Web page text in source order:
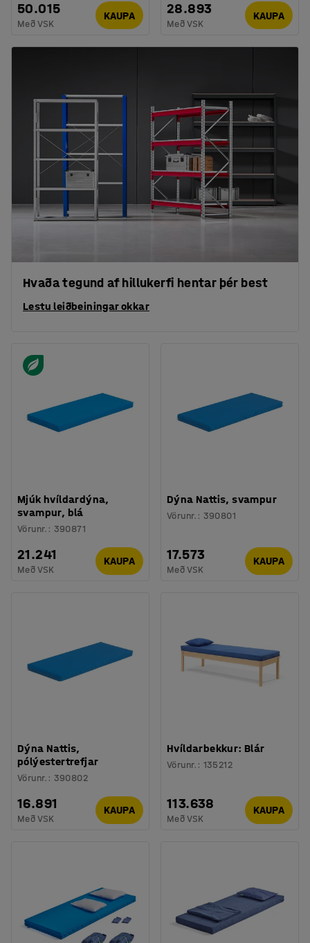
50.015
Með VSK
KAUPA 28.893
Með VSK
KAUPA
Hvaða tegund af hillukerfi hentar þér best
Lestu leiðbeiningar okkar
Mjúk hvíldardýna,
svampur, blá
Vörunr. : 390871
21.241
Með VSK
KAUPA
Dýna Nattis, svampur
Vörunr. : 390801
17.573
Með VSK
KAUPA
Dýna Nattis,
pólýestertrefjar
Vörunr. : 390802
16.891
Með VSK
KAUPA
Hvíldarbekkur: Blár
Vörunr. : 135212
113.638
Með VSK
KAUPA